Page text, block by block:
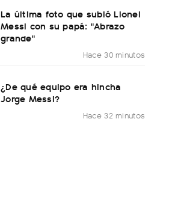
La última foto que subió Lionel
Messi con su papá: "Abrazo
grande"
Hace 30 minutos
¿De qué equipo era hincha
Jorge Messi?
Hace 32 minutos